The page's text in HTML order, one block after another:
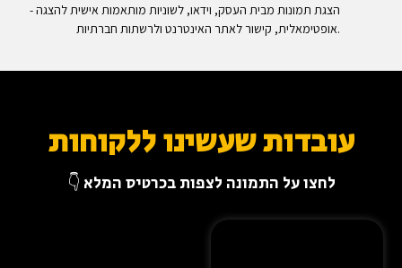
- הצגת תמונות מבית העסק, וידאו, לשוניות מותאמות אישית להצגה
אופטימאלית, קישור לאתר האינטרנט ולרשתות חברתיות.
עובדות שעשינו ללקוחות
לחצו על התמונה לצפות בכרטיס המלא 👇